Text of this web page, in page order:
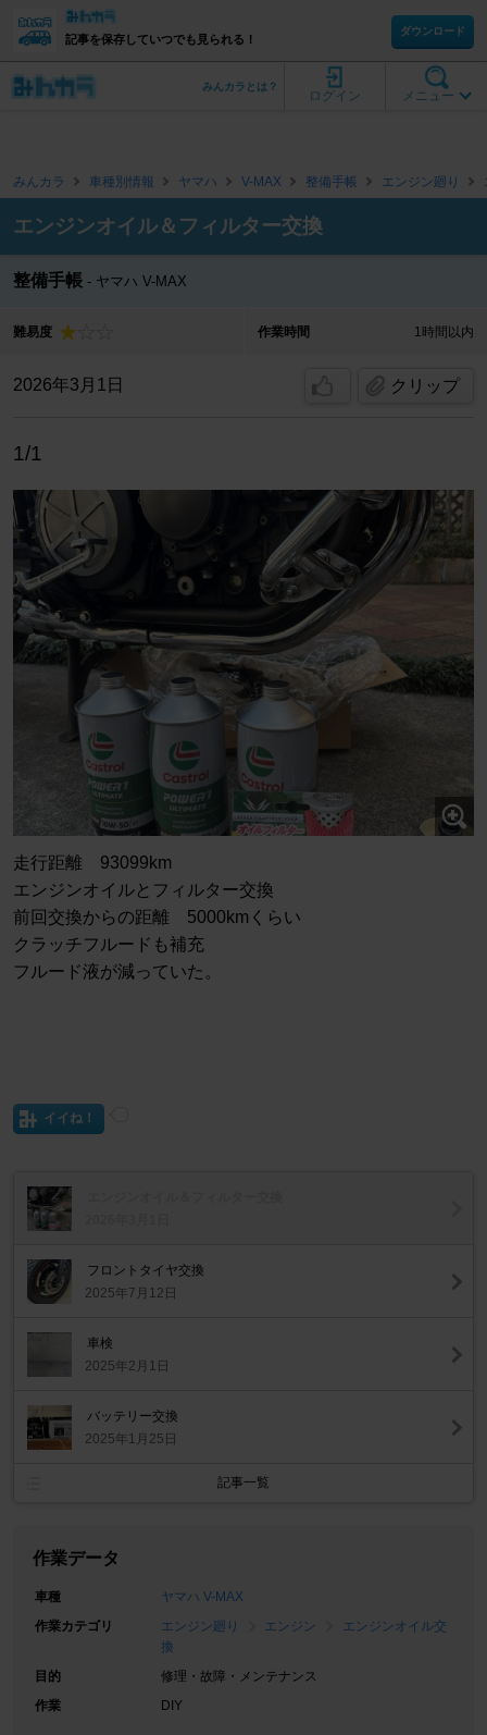
記事を保存していつでも見られる！
ダウンロード
メニュー
ログイン
みんカラとは？
みんカラ 車種別情報 ヤマハ V-MAX 整備手帳 エンジン廻り
エンジンオイル＆フィルター交換
整備手帳 ヤマハ V-MAX
難易度 作業時間 1時間以内
2026年3月1日 クリップ
1/1
走行距離 93099km
エンジンオイルとフィルター交換
前回交換からの距離 5000kmくらい
クラッチフルードも補充
フルード液が減っていた。
イイね！
フロントタイヤ交換
2025年7月12日
車検
2025年2月1日
バッテリー交換
2025年1月25日
記事一覧
作業データ
車種
ヤマハ V-MAX
作業カテゴリ
エンジン廻り エンジン
エンジンオイル交
換
目的
修理・故障・メンテナンス
作業
DIY